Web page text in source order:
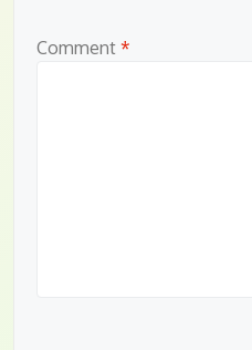
Comment *